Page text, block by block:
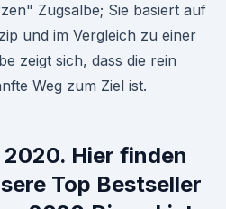
Zugsalbe; Sie basiert auf
und im Vergleich zu einer
zeigt sich, dass die rein
Weg zum Ziel ist.
Hier finden
Top Bestseller